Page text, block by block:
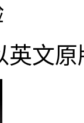
英文